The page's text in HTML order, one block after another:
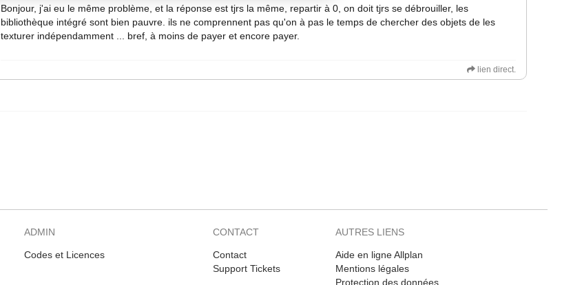
Bonjour, j'ai eu le même problème, et la réponse est tjrs la même, repartir à 0, on doit tjrs se débrouiller, les
bibliothèque intégré sont bien pauvre. ils ne comprennent pas qu'on à pas le temps de chercher des objets de les
texturer indépendamment ... bref, à moins de payer et encore payer.
lien direct.
ADMIN
Codes et Licences
CONTACT
Contact
Support Tickets
AUTRES LIENS
Aide en ligne Allplan
Mentions légales
Protection des données